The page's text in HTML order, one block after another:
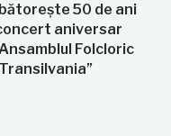
50 de ani
aniversar
Folcloric